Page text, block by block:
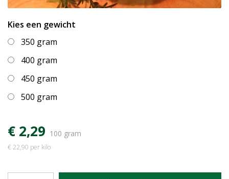
Kies een gewicht
350 gram
400 gram
450 gram
500 gram
€ 2,29 100 gram
€ 22,90 per kilo